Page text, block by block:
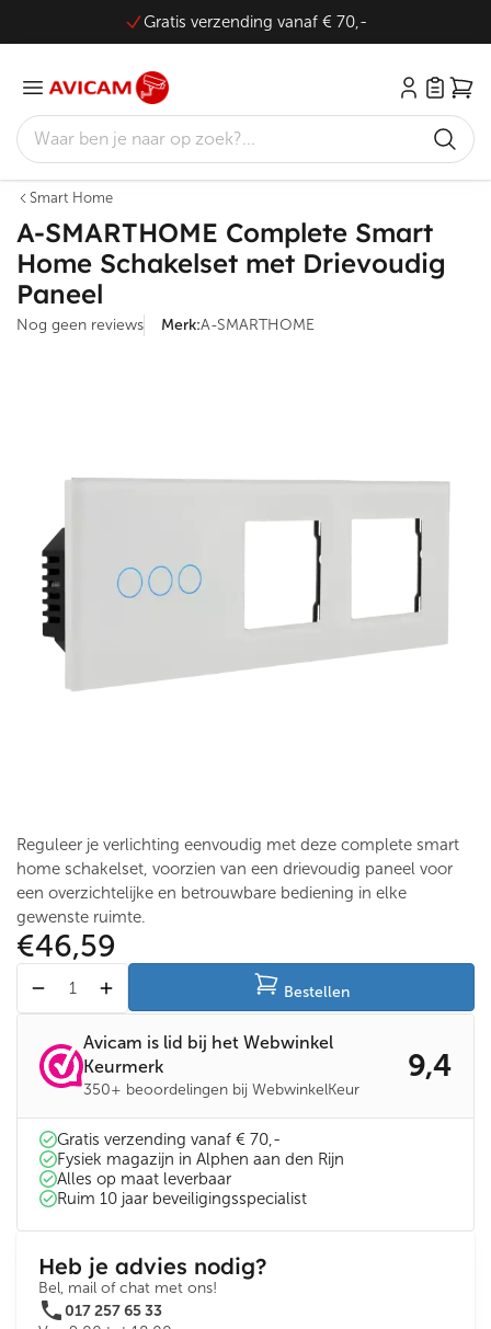
Gratis verzending vanaf € 70,-
Zoeken
Smart Home
A-SMARTHOME Complete Smart
Home Schakelset met Drievoudig
Paneel
Nog geen reviews Merk:A-SMARTHOME
Reguleer je verlichting eenvoudig met deze complete smart
home schakelset, voorzien van een drievoudig paneel voor
een overzichtelijke en betrouwbare bediening in elke
gewenste ruimte.
€46,59
Bestellen
Avicam is lid bij het Webwinkel
Keurmerk
350+ beoordelingen bij WebwinkelKeur
9,4
Gratis verzending vanaf € 70,-
Fysiek magazijn in Alphen aan den Rijn
Alles op maat leverbaar
Ruim 10 jaar beveiligingsspecialist
Heb je advies nodig?
Bel, mail of chat met ons!
phone017 257 65 33